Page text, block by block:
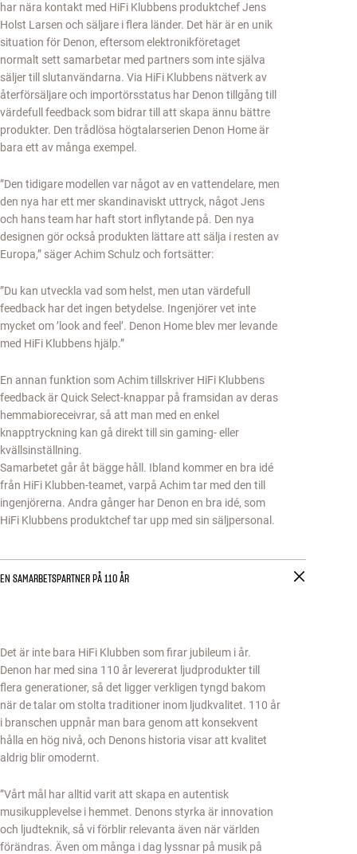
har nära kontakt med HiFi Klubbens produktchef Jens
Holst Larsen och säljare i flera länder. Det här är en unik
situation för Denon, eftersom elektronikföretaget
normalt sett samarbetar med partners som inte själva
säljer till slutanvändarna. Via HiFi Klubbens nätverk av
återförsäljare och importörsstatus har Denon tillgång till
värdefull feedback som bidrar till att skapa ännu bättre
produkter. Den trådlösa högtalarserien Denon Home är
bara ett av många exempel.
”Den tidigare modellen var något av en vattendelare, men
den nya har ett mer skandinaviskt uttryck, något Jens
och hans team har haft stort inflytande på. Den nya
designen gör också produkten lättare att sälja i resten av
Europa,” säger Achim Schulz och fortsätter:
”Du kan utveckla vad som helst, men utan värdefull
feedback har det ingen betydelse. Ingenjörer vet inte
mycket om ’look and feel’. Denon Home blev mer levande
med HiFi Klubbens hjälp.”
En annan funktion som Achim tillskriver HiFi Klubbens
feedback är Quick Select-knappar på framsidan av deras
hemmabioreceivrar, så att man med en enkel
knapptryckning kan gå direkt till sin gaming- eller
kvällsinställning.
Samarbetet går åt bägge håll. Ibland kommer en bra idé
från HiFi Klubben-teamet, varpå Achim tar med den till
ingenjörerna. Andra gånger har Denon en bra idé, som
HiFi Klubbens produktchef tar upp med sin säljpersonal.
EN SAMARBETSPARTNER PÅ 110 ÅR
Det är inte bara HiFi Klubben som firar jubileum i år.
Denon har med sina 110 år levererat ljudprodukter till
flera generationer, så det ligger verkligen tyngd bakom
när de talar om stolta traditioner inom ljudkvalitet. 110 år
i branschen uppnår man bara genom att konsekvent
hålla en hög nivå, och Denons historia visar att kvalitet
aldrig blir omodernt.
”Vårt mål har alltid varit att skapa en autentisk
musikupplevelse i hemmet. Denons styrka är innovation
och ljudteknik, så vi förblir relevanta även när världen
förändras. Även om många i dag lyssnar på musik på